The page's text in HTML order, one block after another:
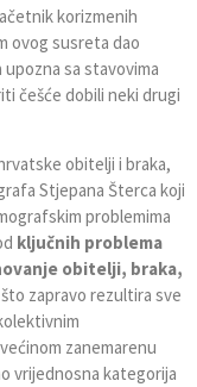
korizmenih
ovog susreta dao
sa stavovima
češće dobili neki drugi
obitelji i braka,
Stjepana Šterca koji
problemima
ključnih problema
obitelji, braka,
što zapravo rezultira sve
zanemarenu
vrijednosna kategorija